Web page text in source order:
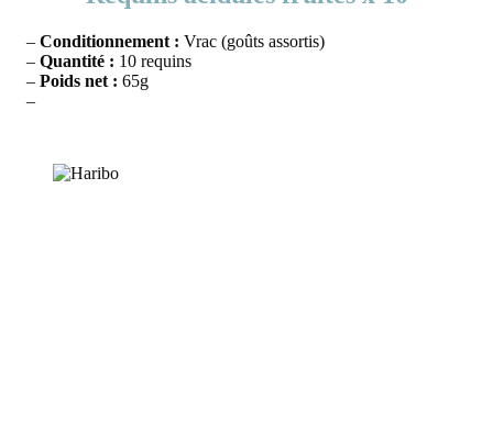
– Conditionnement : Vrac (goûts assortis)
– Quantité : 10 requins
– Poids net : 65g
–